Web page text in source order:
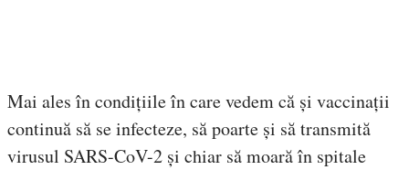
Mai ales în condițiile în care vedem că și vaccinații
continuă să se infecteze, să poarte și să transmită
virusul SARS-CoV-2 și chiar să moară în spitale